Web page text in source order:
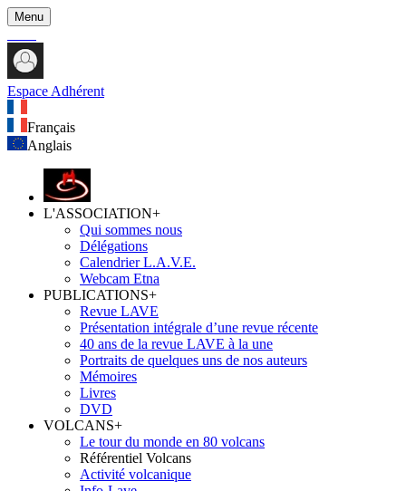
Menu
Espace Adhérent
Français
Anglais
L'ASSOCIATION+
Qui sommes nous
Délégations
Calendrier L.A.V.E.
Webcam Etna
PUBLICATIONS+
Revue LAVE
Présentation intégrale d’une revue récente
40 ans de la revue LAVE à la une
Portraits de quelques uns de nos auteurs
Mémoires
Livres
DVD
VOLCANS+
Le tour du monde en 80 volcans
Référentiel Volcans
Activité volcanique